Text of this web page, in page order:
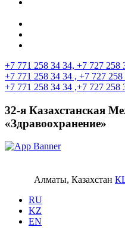
+7 771 258 34 34, +7 727 258
+7 771 258 34 34 , +7 727 258
+7 771 258 34 34 ,+7 727 258
32-я Казахстанская
«Здравоохранение»
Алматы, Казахстан
RU
KZ
EN